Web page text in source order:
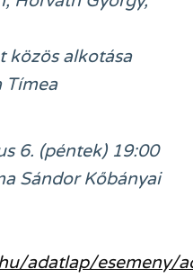
közös alkotása
Tímea
6. (péntek) 19:00
Sándor Kőbányai
adatlap/esemeny/